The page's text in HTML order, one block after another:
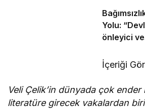
Yolu:
önleyici ve
getirmeli”
İçeriği
Veli Çelik’in dünyada çok ender
literatüre girecek vakalardan